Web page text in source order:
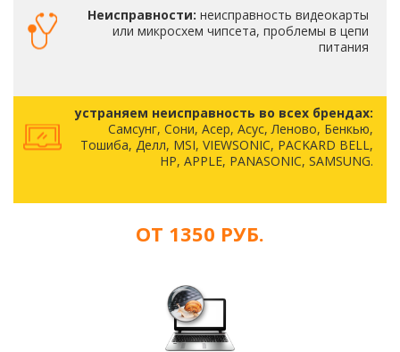
Неисправности: неисправность видеокарты
или микросхем чипсета, проблемы в цепи
питания
устраняем неисправность во всех брендах:
Самсунг, Сони, Асер, Асус, Леново, Бенкью,
Тошиба, Делл, MSI, VIEWSONIC, PACKARD BELL,
HP, APPLE, PANASONIC, SAMSUNG.
ОТ 1350 РУБ.